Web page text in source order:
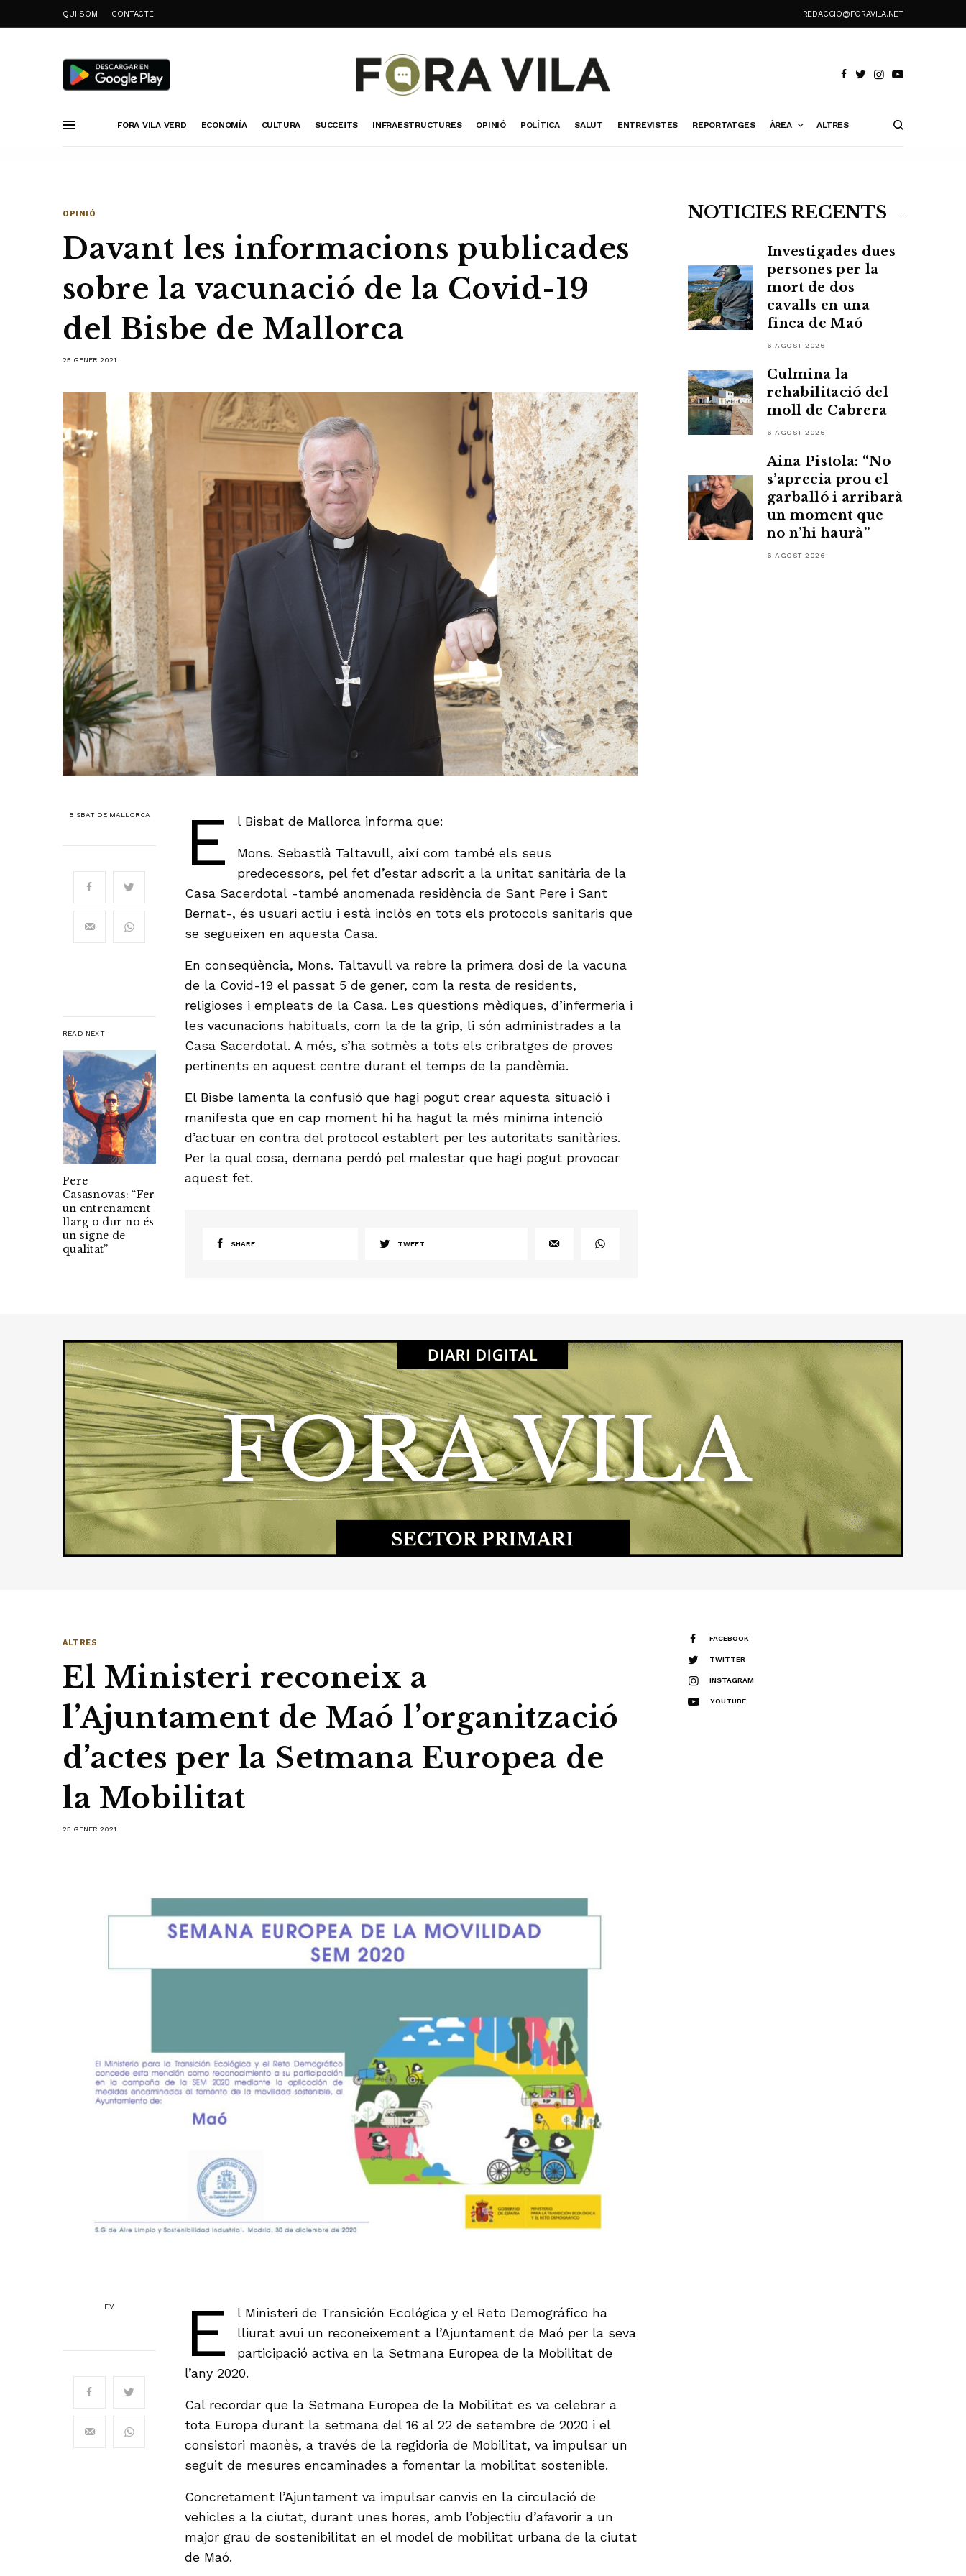
QUI SOM CONTACTE REDACCIO@FORAVILA.NET
FORA VILA VERD ECONOMÍA CULTURA SUCCEÏTS INFRAESTRUCTURES OPINIÓ POLÍTICA SALUT ENTREVISTES REPORTATGES ÀREA ALTRES
OPINIÓ
Davant les informacions publicades
sobre la vacunació de la Covid-19
del Bisbe de Mallorca
25 GENER 2021
BISBAT DE MALLORCA
READ NEXT
Pere
Casasnovas: “Fer
un entrenament
llarg o dur no és
un signe de
qualitat”
E l Bisbat de Mallorca informa que:
Mons. Sebastià Taltavull, així com també els seus
predecessors, pel fet d’estar adscrit a la unitat sanitària de la
Casa Sacerdotal -també anomenada residència de Sant Pere i Sant
Bernat-, és usuari actiu i està inclòs en tots els protocols sanitaris que
se segueixen en aquesta Casa.
En conseqüència, Mons. Taltavull va rebre la primera dosi de la vacuna
de la Covid-19 el passat 5 de gener, com la resta de residents,
religioses i empleats de la Casa. Les qüestions mèdiques, d’infermeria i
les vacunacions habituals, com la de la grip, li són administrades a la
Casa Sacerdotal. A més, s’ha sotmès a tots els cribratges de proves
pertinents en aquest centre durant el temps de la pandèmia.
El Bisbe lamenta la confusió que hagi pogut crear aquesta situació i
manifesta que en cap moment hi ha hagut la més mínima intenció
d’actuar en contra del protocol establert per les autoritats sanitàries.
Per la qual cosa, demana perdó pel malestar que hagi pogut provocar
aquest fet.
SHARE TWEET
NOTÍCIES RECENTS
Investigades dues
persones per la
mort de dos
cavalls en una
finca de Maó
6 AGOST 2026
Culmina la
rehabilitació del
moll de Cabrera
6 AGOST 2026
Aina Pistola: “No
s’aprecia prou el
garballó i arribarà
un moment que
no n’hi haurà”
6 AGOST 2026
ALTRES
El Ministeri reconeix a
l’Ajuntament de Maó l’organització
d’actes per la Setmana Europea de
la Mobilitat
25 GENER 2021
F.V. E
l Ministeri de Transición Ecológica y el Reto Demográfico ha
lliurat avui un reconeixement a l’Ajuntament de Maó per la seva
participació activa en la Setmana Europea de la Mobilitat de
l’any 2020.
Cal recordar que la Setmana Europea de la Mobilitat es va celebrar a
tota Europa durant la setmana del 16 al 22 de setembre de 2020 i el
consistori maonès, a través de la regidoria de Mobilitat, va impulsar un
seguit de mesures encaminades a fomentar la mobilitat sostenible.
Concretament l’Ajuntament va impulsar canvis en la circulació de
vehicles a la ciutat, durant unes hores, amb l’objectiu d’afavorir a un
major grau de sostenibilitat en el model de mobilitat urbana de la ciutat
de Maó.
FACEBOOK
TWITTER
INSTAGRAM
YOUTUBE